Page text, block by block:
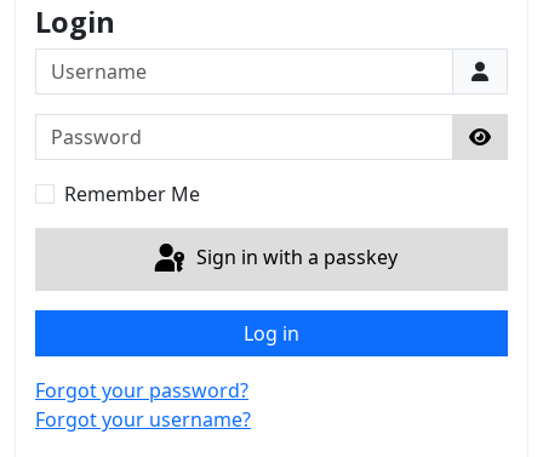
Login
Username
Password
Show
Remember Me
Sign in with a passkey
Log in
Forgot your password?
Forgot your username?